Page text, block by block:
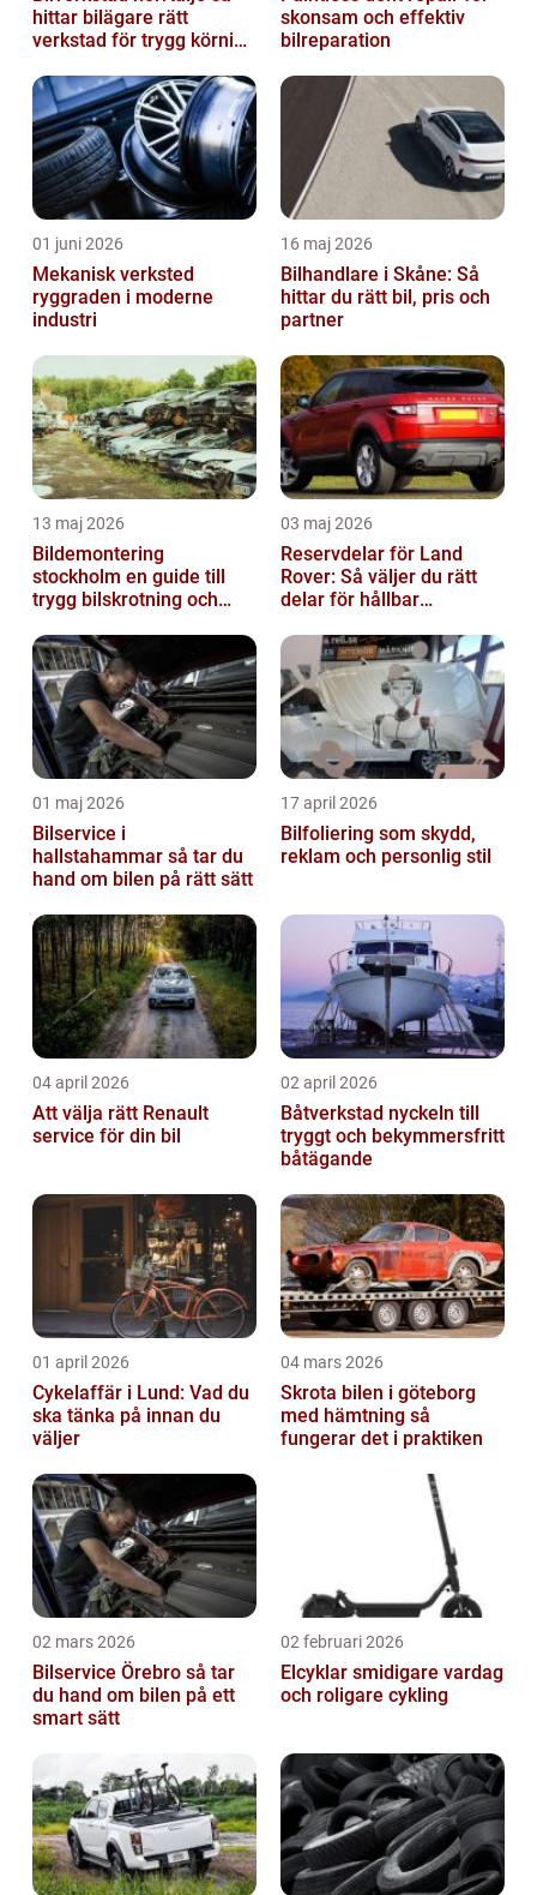
hittar bilägare rätt
verkstad för trygg körning
skonsam och effektiv
bilreparation
01 juni 2026
Mekanisk verksted
ryggraden i moderne
industri
16 maj 2026
Bilhandlare i Skåne: Så
hittar du rätt bil, pris och
partner
13 maj 2026
Bildemontering
stockholm en guide till
trygg bilskrotning och
03 maj 2026
Reservdelar för Land
Rover: Så väljer du rätt
delar för hållbar
01 maj 2026
Bilservice i
hallstahammar så tar du
hand om bilen på rätt sätt
17 april 2026
Bilfoliering som skydd,
reklam och personlig stil
04 april 2026
Att välja rätt Renault
service för din bil
02 april 2026
Båtverkstad nyckeln till
tryggt och bekymmersfritt
båtägande
01 april 2026
Cykelaffär i Lund: Vad du
ska tänka på innan du
väljer
04 mars 2026
Skrota bilen i göteborg
med hämtning så
fungerar det i praktiken
02 mars 2026
Bilservice Örebro så tar
du hand om bilen på ett
smart sätt
02 februari 2026
Elcyklar smidigare vardag
och roligare cykling